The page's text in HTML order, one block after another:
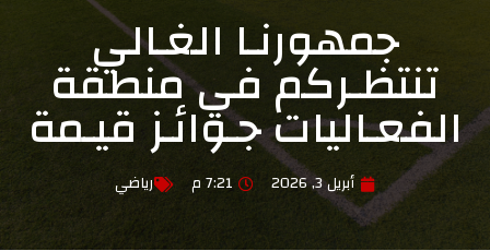
جمهورنـا الغـالي
تنتظـركم في منطقة
الفعـاليات جـوائـز قيـمة
أبريل 3, 2026 7:21 م رياضي